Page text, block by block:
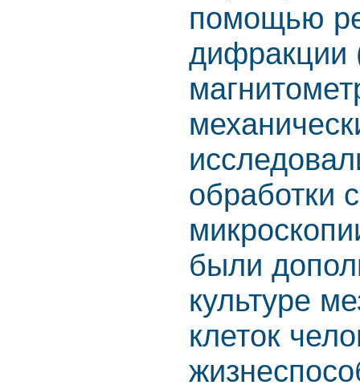
помощью
дифракции
обработки
были
культуре
клеток